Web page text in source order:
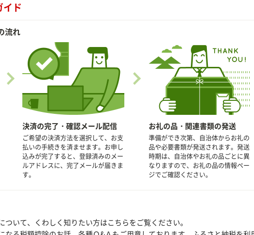
ド
流れ
決済の完了・確認メール配信
ご希望の決済方法を選択して、お支
払いの手続きを済ませます。お申し
込みが完了すると、登録済みのメー
ルアドレスに、完了メールが届きま
す。
お礼の品・関連書類の発送
準備ができ次第、自治体からお礼の
品や必要書類が発送されます。発送
時期は、自治体やお礼の品ごとに異
なりますので、お礼の品の情報ペー
ジでご確認ください。
いて、くわしく知りたい方はこちらをご覧ください。